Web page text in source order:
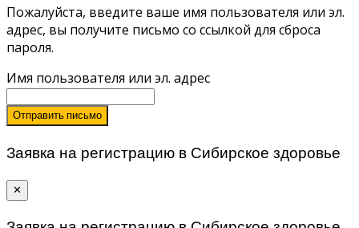
Пожалуйста, введите ваше имя пользователя или эл.
адрес, вы получите письмо со ссылкой для сброса
пароля.
Имя пользователя или эл. адрес
Отправить письмо
Заявка на регистрацию в Сибирское здоровье
✕